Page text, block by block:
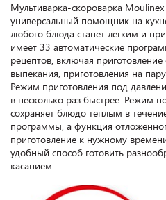
Мультиварка-скороварка
универсальный помощник на
любого блюда станет легким и
имеет 33 автоматические
рецептов, включая
выпекания, приготовления на
Режим приготовления под
в несколько раз быстрее. Режим
сохраняет блюдо теплым в
программы, а функция
приготовление к нужному
удобный способ готовить
касанием.